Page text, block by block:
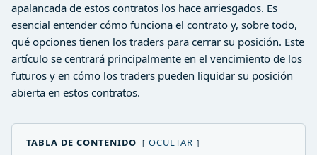
apalancada de estos contratos los hace arriesgados. Es
esencial entender cómo funciona el contrato y, sobre todo,
qué opciones tienen los traders para cerrar su posición. Este
artículo se centrará principalmente en el vencimiento de los
futuros y en cómo los traders pueden liquidar su posición
abierta en estos contratos.
TABLA DE CONTENIDO OCULTAR